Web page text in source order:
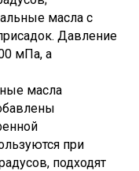
масла с
Давление
мПа, а
масла
при
подходят